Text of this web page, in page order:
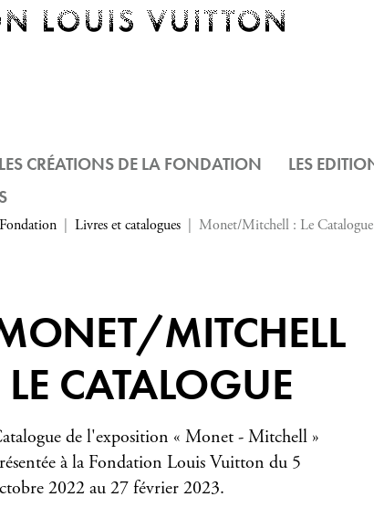
LES CRÉATIONS DE LA FONDATION LES
Livres et catalogues Monet/Mitchell : Le Catalogue
MITCHELL
LE CATALOGUE
de l'exposition « Monet - Mitchell »
à la Fondation Louis Vuitton du 5
2022 au 27 février 2023.